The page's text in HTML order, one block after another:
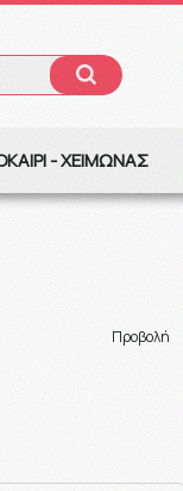
- ΧΕΙΜΩΝΑΣ
Προβολή